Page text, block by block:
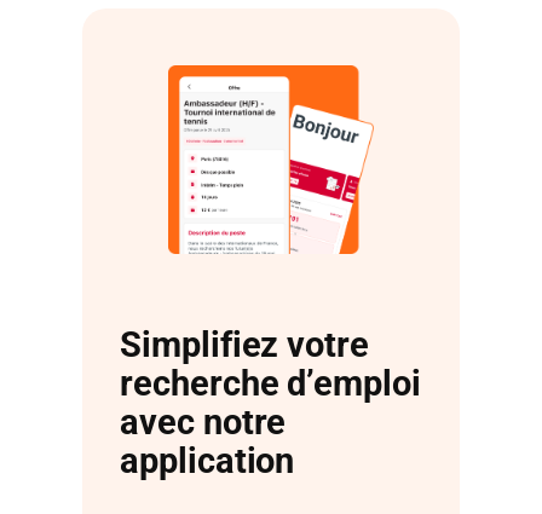
Simplifiez votre
recherche d’emploi
avec notre
application